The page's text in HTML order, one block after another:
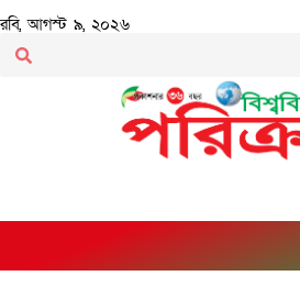
রবি, আগস্ট ৯, ২০২৬